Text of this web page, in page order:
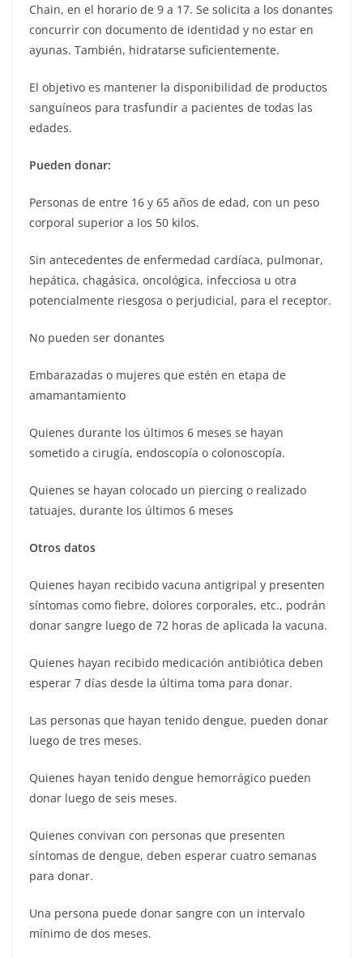
Chain, en el horario de 9 a 17. Se solicita a los donantes
concurrir con documento de identidad y no estar en
ayunas. También, hidratarse suficientemente.
El objetivo es mantener la disponibilidad de productos
sanguíneos para trasfundir a pacientes de todas las
edades.
Pueden donar:
Personas de entre 16 y 65 años de edad, con un peso
corporal superior a los 50 kilos.
Sin antecedentes de enfermedad cardíaca, pulmonar,
hepática, chagásica, oncológica, infecciosa u otra
potencialmente riesgosa o perjudicial, para el receptor.
No pueden ser donantes
Embarazadas o mujeres que estén en etapa de
amamantamiento
Quienes durante los últimos 6 meses se hayan
sometido a cirugía, endoscopía o colonoscopía.
Quienes se hayan colocado un piercing o realizado
tatuajes, durante los últimos 6 meses
Otros datos
Quienes hayan recibido vacuna antigripal y presenten
síntomas como fiebre, dolores corporales, etc., podrán
donar sangre luego de 72 horas de aplicada la vacuna.
Quienes hayan recibido medicación antibiótica deben
esperar 7 días desde la última toma para donar.
Las personas que hayan tenido dengue, pueden donar
luego de tres meses.
Quienes hayan tenido dengue hemorrágico pueden
donar luego de seis meses.
Quienes convivan con personas que presenten
síntomas de dengue, deben esperar cuatro semanas
para donar.
Una persona puede donar sangre con un intervalo
mínimo de dos meses.